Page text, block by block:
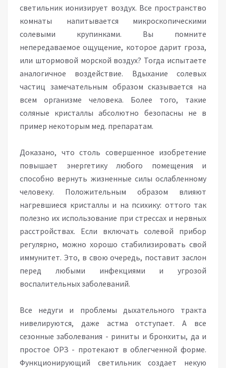
светильник ионизирует воздух. Все пространство
комнаты напитывается микроскопическими
солевыми крупинками. Вы помните
непередаваемое ощущение, которое дарит гроза,
или штормовой морской воздух? Тогда испытаете
аналогичное воздействие. Вдыхание солевых
частиц замечательным образом сказывается на
всем организме человека. Более того, такие
соляные кристаллы абсолютно безопасны не в
пример некоторым мед. препаратам.
Доказано, что столь совершенное изобретение
повышает энергетику любого помещения и
способно вернуть жизненные силы ослабленному
человеку. Положительным образом влияют
нагревшиеся кристаллы и на психику: оттого так
полезно их использование при стрессах и нервных
расстройствах. Если включать солевой прибор
регулярно, можно хорошо стабилизировать свой
иммунитет. Это, в свою очередь, поставит заслон
перед любыми инфекциями и угрозой
воспалительных заболеваний.
Все недуги и проблемы дыхательного тракта
нивелируются, даже астма отступает. А все
сезонные заболевания - риниты и бронхиты, да и
простое ОРЗ - протекают в облегченной форме.
Функционирующий светильник создает некую